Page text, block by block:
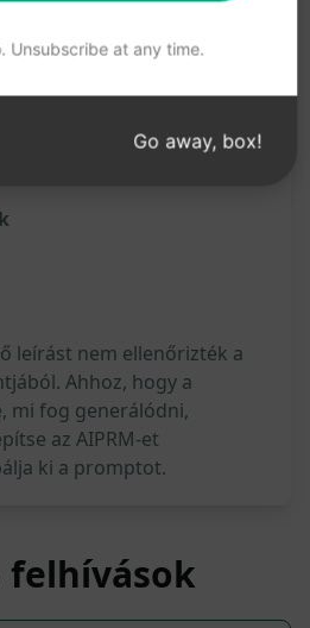
Próbáld ki a ChatGP
leírást nem ellenőrizték a
Ahhoz, hogy a
mi fog generálódni,
az AIPRM-et
ki a promptot.
felhívások
Unsubscribe at any time.
Go away, box!